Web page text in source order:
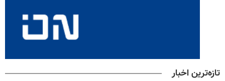
تازه‌ترین اخبار